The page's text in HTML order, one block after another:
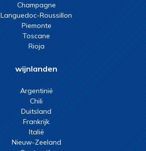
Champagne
Languedoc-Roussillon
Piemonte
Toscane
Rioja
wijnlanden
Argentinië
Chili
Duitsland
Frankrijk
Italië
Nieuw-Zeeland